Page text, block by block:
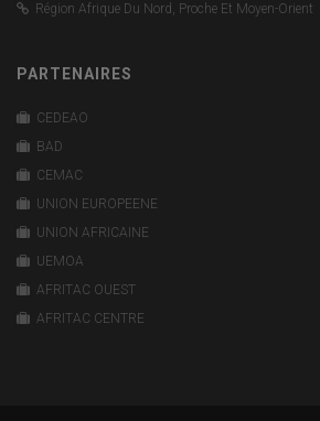
Région Afrique Du Nord, Proche Et Moyen-Orient
PARTENAIRES
CEDEAO
BAD
CEMAC
UNION EUROPEENE
UNION AFRICAINE
UEMOA
AFRITAC OUEST
AFRITAC CENTRE